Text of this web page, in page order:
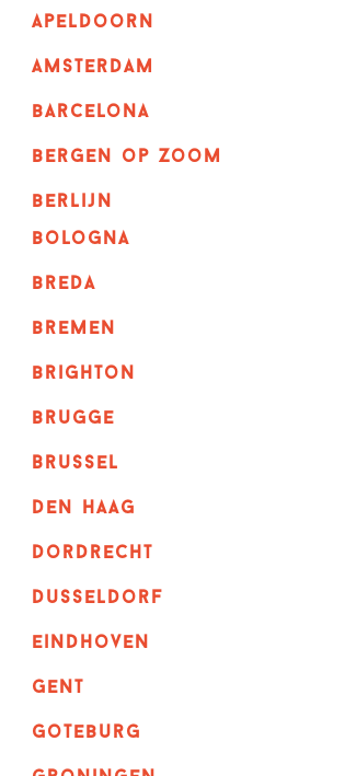
apeldoorn
Amsterdam
barcelona
bergen op zoom
berlijn
bologna
breda
bremen
brighton
brugge
Brussel
Den haag
dordrecht
dusseldorf
eindhoven
GENT
goteburg